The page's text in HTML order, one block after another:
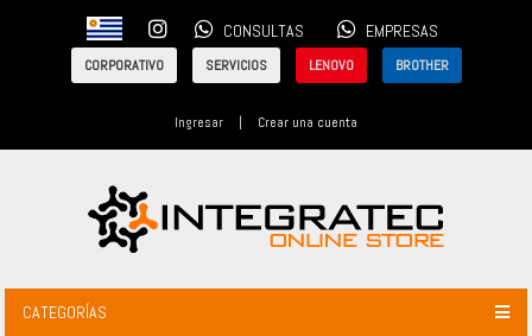
CONSULTAS EMPRESAS
CORPORATIVO SERVICIOS LENOVO BROTHER
Ingresar | Crear una cuenta
CATEGORÍAS